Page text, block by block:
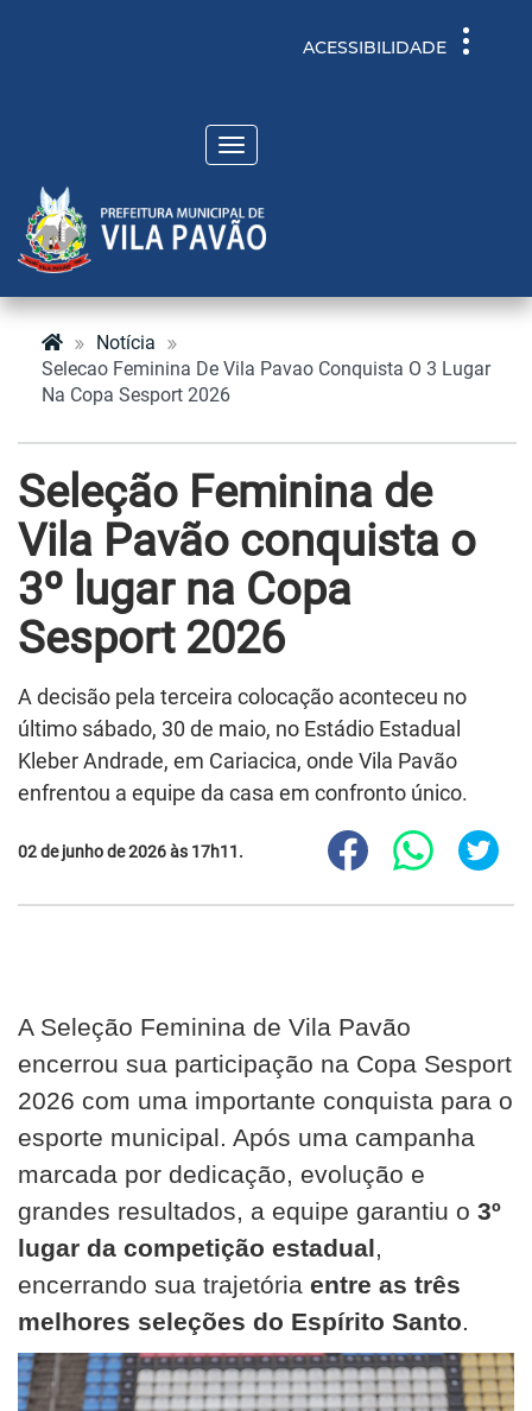
Toggle
ACESSIBILIDADE
Toggle
navigation
Notícia
Selecao Feminina De Vila Pavao Conquista O 3 Lugar
Na Copa Sesport 2026
Seleção Feminina de
Vila Pavão conquista o
3º lugar na Copa
Sesport 2026
A decisão pela terceira colocação aconteceu no
último sábado, 30 de maio, no Estádio Estadual
Kleber Andrade, em Cariacica, onde Vila Pavão
enfrentou a equipe da casa em confronto único.
02 de junho de 2026 às 17h11.
A Seleção Feminina de Vila Pavão
encerrou sua participação na Copa Sesport
2026 com uma importante conquista para o
esporte municipal. Após uma campanha
marcada por dedicação, evolução e
grandes resultados, a equipe garantiu o 3º
lugar da competição estadual,
encerrando sua trajetória entre as três
melhores seleções do Espírito Santo.